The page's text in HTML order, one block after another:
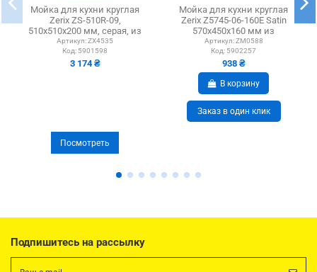
Мойка для кухни круглая
Zerix ZS-510R-09,
510х510х200 мм, серая, из
гранита
Артикул:ZX4535
Код: 5901598
3 174 ₴
Посмотреть
Мойка для кухни круглая
Zerix Z5745-06-160E Satin
570x450x160 мм из
нержавеющей стали
Артикул: ZM0588
Код: 5902257
938 ₴
В корзину
Заказ в один клик
Подпишитесь на рассылку